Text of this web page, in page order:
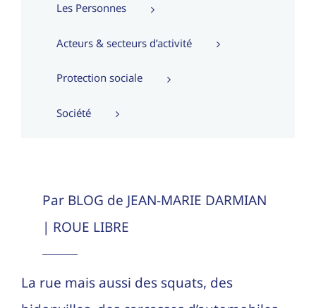
Par BLOG de JEAN-MARIE DARMIAN
| ROUE LIBRE
La rue mais aussi des squats, des
Les Personnes
Acteurs & secteurs d’activité
Protection sociale
Société